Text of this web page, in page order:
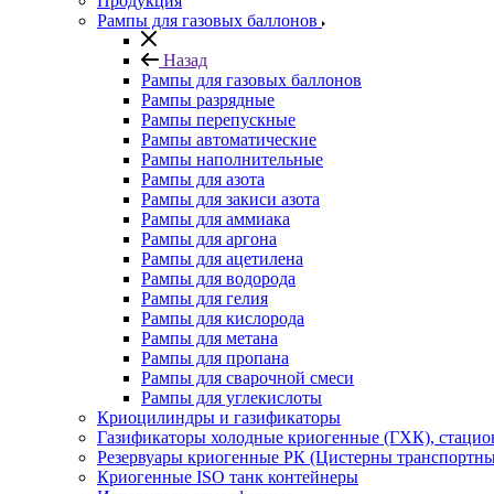
Рампы для газовых баллонов
Назад
Рампы для газовых баллонов
Рампы разрядные
Рампы перепускные
Рампы автоматические
Рампы наполнительные
Рампы для азота
Рампы для закиси азота
Рампы для аммиака
Рампы для аргона
Рампы для ацетилена
Рампы для водорода
Рампы для гелия
Рампы для кислорода
Рампы для метана
Рампы для пропана
Рампы для сварочной смеси
Рампы для углекислоты
Криоцилиндры и газификаторы
Газификаторы холодные криогенные (ГХК),
Резервуары криогенные РК (Цистерны
Криогенные ISO танк контейнеры